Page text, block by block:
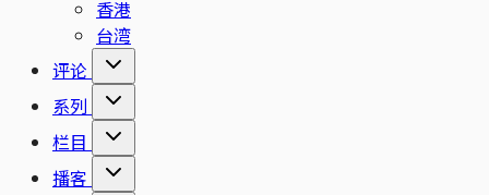
香港
台湾
评论
系列
栏目
播客